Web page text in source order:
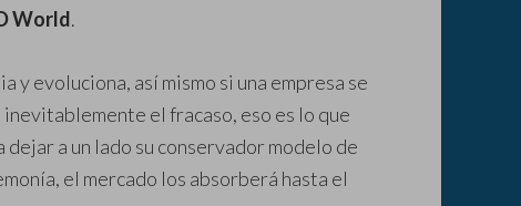
World.
y evoluciona, así mismo si una empresa se
el fracaso, eso es lo que
a un lado su conservador modelo de
el mercado los absorberá hasta el